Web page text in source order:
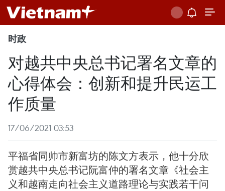
时政
对越共中央总书记署名文章的
心得体会：创新和提升民运工
作质量
17/06/2021 03:53
平福省同帅市新富坊的陈文方表示，他十分欣
赏越共中央总书记阮富仲的署名文章《社会主
义和越南走向社会主义道路理论与实践若干问